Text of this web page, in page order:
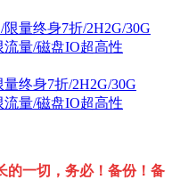
终身7折/2H2G/30G
流量/磁盘IO超高性
的一切，务必！备份！备